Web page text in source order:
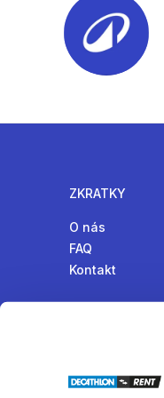
ZKRATKY
O nás
FAQ
Kontakt
Online